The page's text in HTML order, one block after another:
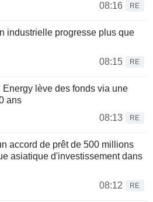
08:16
RE
industrielle progresse plus que
08:15
RE
Energy lève des fonds via une
ans
08:13
RE
accord de prêt de 500 millions
asiatique d'investissement dans
08:12
RE